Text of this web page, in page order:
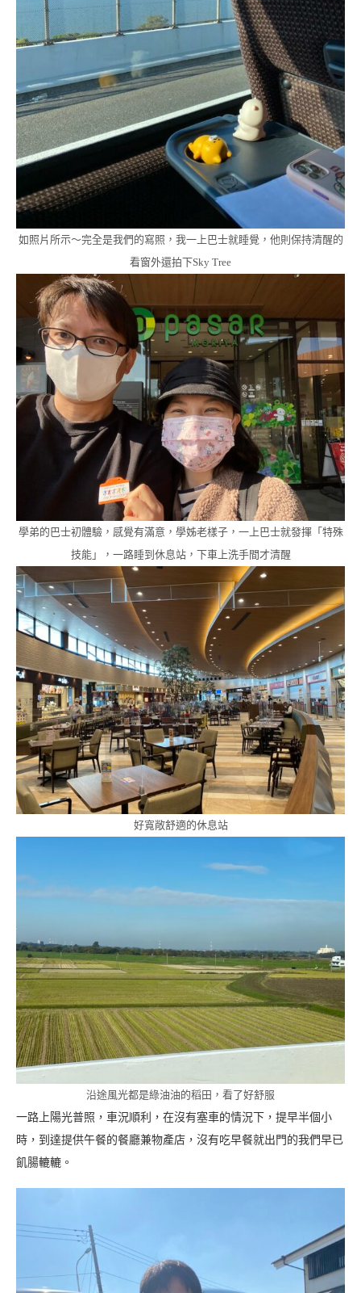
如照片所示～完全是我們的寫照，我一上巴士就睡覺，他則保持清醒的
看窗外還拍下Sky Tree
學弟的巴士初體驗，感覺有滿意，學姊老樣子，一上巴士就發揮「特殊
技能」，一路睡到休息站，下車上洗手間才清醒
好寬敞舒適的休息站
沿途風光都是綠油油的稻田，看了好舒服
一路上陽光普照，車況順利，在沒有塞車的情況下，提早半個小
時，到達提供午餐的餐廳兼物產店，沒有吃早餐就出門的我們早已
飢腸轆轆。